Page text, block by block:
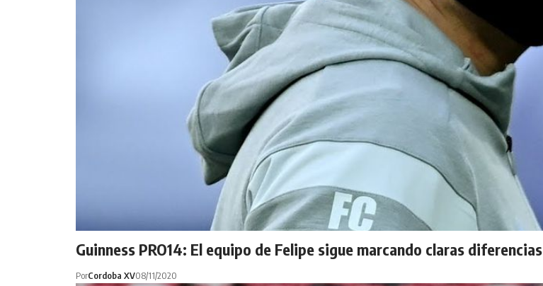
Guinness PRO14: El equipo de Felipe sigue marcando claras diferencias
PorCordoba XV08/11/2020